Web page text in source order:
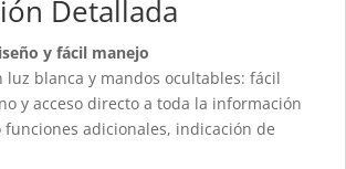
Detallada
y fácil manejo
luz blanca y mandos ocultables: fácil
y acceso directo a toda la información
funciones adicionales, indicación de